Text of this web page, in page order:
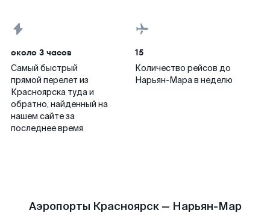
около 3 часов
Самый быстрый
прямой перелет из
Красноярска туда и
обратно, найденный на
нашем сайте за
последнее время
15
Количество рейсов до
Нарьян-Мара в неделю
Аэропорты Красноярск — Нарьян-Мар